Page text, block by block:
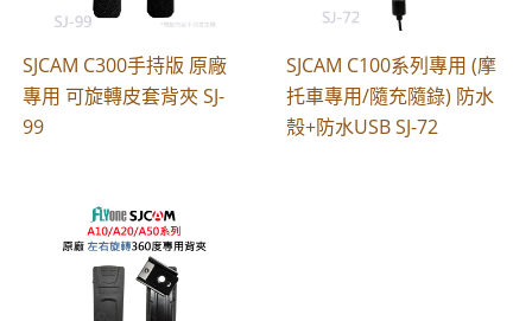
SJCAM C300手持版 原廠
專用 可旋轉皮套背夾 SJ-
99
SJCAM C100系列專用 (摩
托車專用/隨充隨錄) 防水
殼+防水USB SJ-72